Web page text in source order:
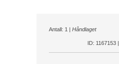
Antall: 1 | Håndlaget
ID: 1167153